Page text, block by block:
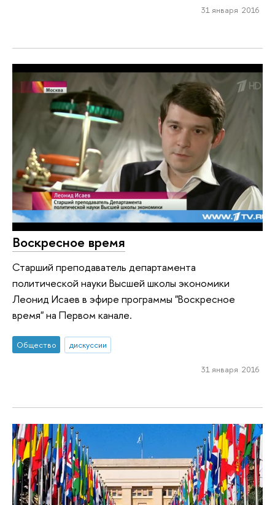
31 января 2016
Воскресное время
Старший преподаватель департамента
политической науки Высшей школы экономики
Леонид Исаев в эфире программы "Воскресное
время" на Первом канале.
Общество дискуссии
31 января 2016